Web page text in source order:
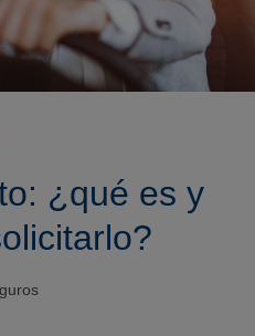
¿qué es y